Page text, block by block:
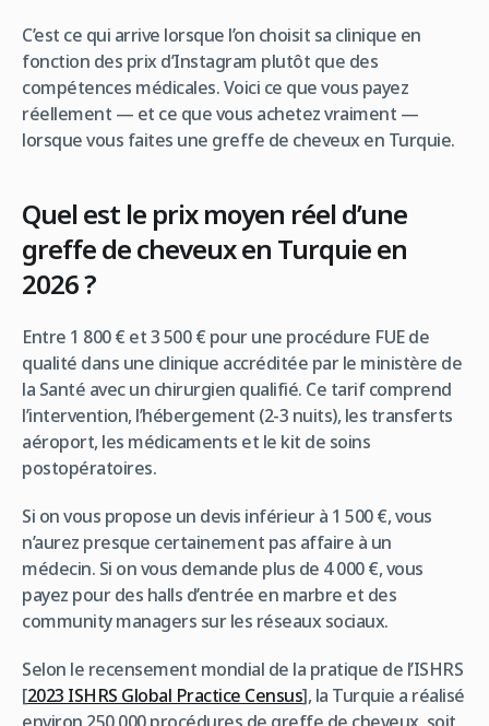
C’est ce qui arrive lorsque l’on choisit sa clinique en
fonction des prix d’Instagram plutôt que des
compétences médicales. Voici ce que vous payez
réellement — et ce que vous achetez vraiment —
lorsque vous faites une greffe de cheveux en Turquie.
Quel est le prix moyen réel d’une
greffe de cheveux en Turquie en
2026 ?
Entre 1 800 € et 3 500 € pour une procédure FUE de
qualité dans une clinique accréditée par le ministère de
la Santé avec un chirurgien qualifié. Ce tarif comprend
l’intervention, l’hébergement (2-3 nuits), les transferts
aéroport, les médicaments et le kit de soins
postopératoires.
Si on vous propose un devis inférieur à 1 500 €, vous
n’aurez presque certainement pas affaire à un
médecin. Si on vous demande plus de 4 000 €, vous
payez pour des halls d’entrée en marbre et des
community managers sur les réseaux sociaux.
Selon le recensement mondial de la pratique de l’ISHRS
[2023 ISHRS Global Practice Census], la Turquie a réalisé
environ 250 000 procédures de greffe de cheveux, soit